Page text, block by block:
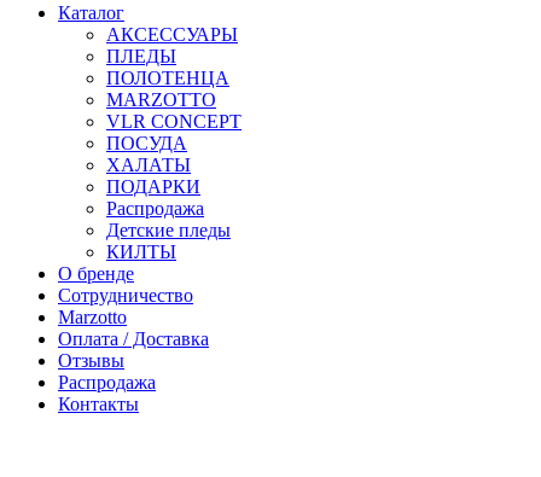
Каталог
АКСЕССУАРЫ
ПЛЕДЫ
ПОЛОТЕНЦА
MARZOTTO
VLR CONCEPT
ПОСУДА
ХАЛАТЫ
ПОДАРКИ
Распродажа
Детские пледы
КИЛТЫ
О бренде
Сотрудничество
Marzotto
Оплата / Доставка
Отзывы
Распродажа
Контакты